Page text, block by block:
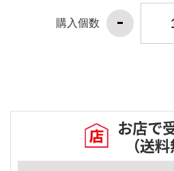
購入個数
お店で
（送